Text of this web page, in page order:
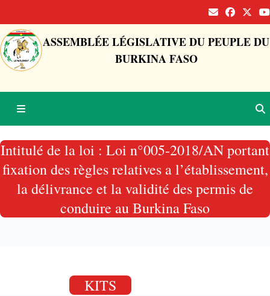
ASSEMBLÉE LÉGISLATIVE DU PEUPLE DU
BURKINA FASO
Intitulé de la loi : Loi n°005-2018/AN portant
fixation des règles relatives a l’établissement,
la délivrance et la validité des permis de
conduire au Burkina Faso
KITS